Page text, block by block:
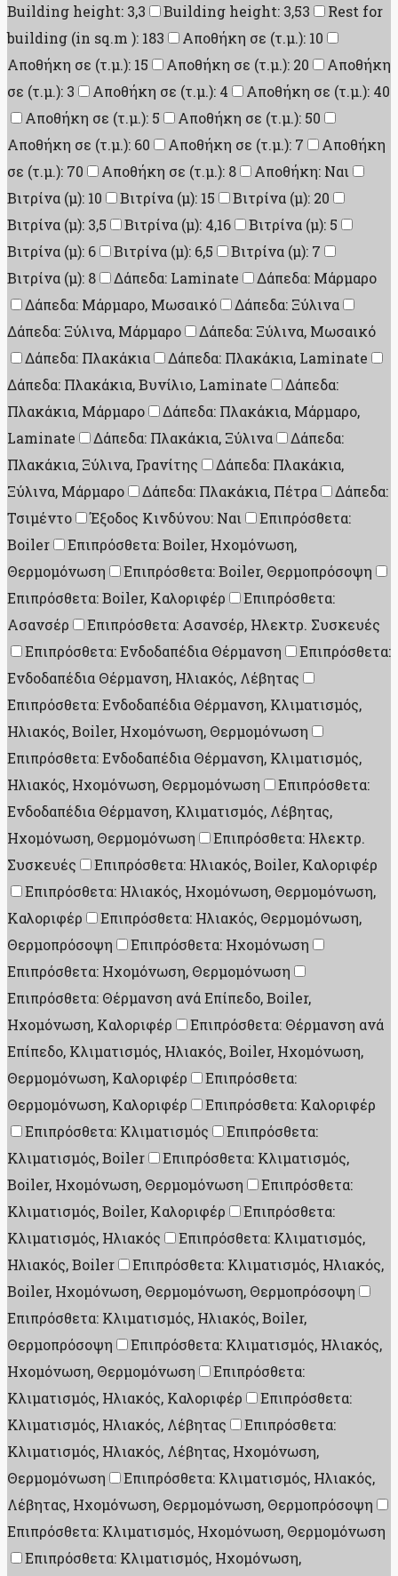
Building height: 3,3
Building height: 3,53
Rest for
building (in sq.m ): 183
Αποθήκη σε (τ.μ.): 10
Αποθήκη σε (τ.μ.): 15
Αποθήκη σε (τ.μ.): 20
Αποθήκη
σε (τ.μ.): 3
Αποθήκη σε (τ.μ.): 4
Αποθήκη σε (τ.μ.): 40
Αποθήκη σε (τ.μ.): 5
Αποθήκη σε (τ.μ.): 50
Αποθήκη σε (τ.μ.): 60
Αποθήκη σε (τ.μ.): 7
Αποθήκη
σε (τ.μ.): 70
Αποθήκη σε (τ.μ.): 8
Αποθήκη: Ναι
Βιτρίνα (μ): 10
Βιτρίνα (μ): 15
Βιτρίνα (μ): 20
Βιτρίνα (μ): 3,5
Βιτρίνα (μ): 4,16
Βιτρίνα (μ): 5
Βιτρίνα (μ): 6
Βιτρίνα (μ): 6,5
Βιτρίνα (μ): 7
Βιτρίνα (μ): 8
Δάπεδα: Laminate
Δάπεδα: Μάρμαρο
Δάπεδα: Μάρμαρο, Μωσαικό
Δάπεδα: Ξύλινα
Δάπεδα: Ξύλινα, Μάρμαρο
Δάπεδα: Ξύλινα, Μωσαικό
Δάπεδα: Πλακάκια
Δάπεδα: Πλακάκια, Laminate
Δάπεδα: Πλακάκια, Βυνίλιο, Laminate
Δάπεδα:
Πλακάκια, Μάρμαρο
Δάπεδα: Πλακάκια, Μάρμαρο,
Laminate
Δάπεδα: Πλακάκια, Ξύλινα
Δάπεδα:
Πλακάκια, Ξύλινα, Γρανίτης
Δάπεδα: Πλακάκια,
Ξύλινα, Μάρμαρο
Δάπεδα: Πλακάκια, Πέτρα
Δάπεδα:
Τσιμέντο
Έξοδος Κινδύνου: Ναι
Επιπρόσθετα:
Boiler
Επιπρόσθετα: Boiler, Ηχομόνωση,
Θερμομόνωση
Επιπρόσθετα: Boiler, Θερμοπρόσοψη
Επιπρόσθετα: Boiler, Καλοριφέρ
Επιπρόσθετα:
Ασανσέρ
Επιπρόσθετα: Ασανσέρ, Ηλεκτρ. Συσκευές
Επιπρόσθετα: Ενδοδαπέδια Θέρμανση
Επιπρόσθετα:
Ενδοδαπέδια Θέρμανση, Ηλιακός, Λέβητας
Επιπρόσθετα: Ενδοδαπέδια Θέρμανση, Κλιματισμός,
Ηλιακός, Boiler, Ηχομόνωση, Θερμομόνωση
Επιπρόσθετα: Ενδοδαπέδια Θέρμανση, Κλιματισμός,
Ηλιακός, Ηχομόνωση, Θερμομόνωση
Επιπρόσθετα:
Ενδοδαπέδια Θέρμανση, Κλιματισμός, Λέβητας,
Ηχομόνωση, Θερμομόνωση
Επιπρόσθετα: Ηλεκτρ.
Συσκευές
Επιπρόσθετα: Ηλιακός, Boiler, Καλοριφέρ
Επιπρόσθετα: Ηλιακός, Ηχομόνωση, Θερμομόνωση,
Καλοριφέρ
Επιπρόσθετα: Ηλιακός, Θερμομόνωση,
Θερμοπρόσοψη
Επιπρόσθετα: Ηχομόνωση
Επιπρόσθετα: Ηχομόνωση, Θερμομόνωση
Επιπρόσθετα: Θέρμανση ανά Επίπεδο, Boiler,
Ηχομόνωση, Καλοριφέρ
Επιπρόσθετα: Θέρμανση ανά
Επίπεδο, Κλιματισμός, Ηλιακός, Boiler, Ηχομόνωση,
Θερμομόνωση, Καλοριφέρ
Επιπρόσθετα:
Θερμομόνωση, Καλοριφέρ
Επιπρόσθετα: Καλοριφέρ
Επιπρόσθετα: Κλιματισμός
Επιπρόσθετα:
Κλιματισμός, Boiler
Επιπρόσθετα: Κλιματισμός,
Boiler, Ηχομόνωση, Θερμομόνωση
Επιπρόσθετα:
Κλιματισμός, Boiler, Καλοριφέρ
Επιπρόσθετα:
Κλιματισμός, Ηλιακός
Επιπρόσθετα: Κλιματισμός,
Ηλιακός, Boiler
Επιπρόσθετα: Κλιματισμός, Ηλιακός,
Boiler, Ηχομόνωση, Θερμομόνωση, Θερμοπρόσοψη
Επιπρόσθετα: Κλιματισμός, Ηλιακός, Boiler,
Θερμοπρόσοψη
Επιπρόσθετα: Κλιματισμός, Ηλιακός,
Ηχομόνωση, Θερμομόνωση
Επιπρόσθετα:
Κλιματισμός, Ηλιακός, Καλοριφέρ
Επιπρόσθετα:
Κλιματισμός, Ηλιακός, Λέβητας
Επιπρόσθετα:
Κλιματισμός, Ηλιακός, Λέβητας, Ηχομόνωση,
Θερμομόνωση
Επιπρόσθετα: Κλιματισμός, Ηλιακός,
Λέβητας, Ηχομόνωση, Θερμομόνωση, Θερμοπρόσοψη
Επιπρόσθετα: Κλιματισμός, Ηχομόνωση, Θερμομόνωση
Επιπρόσθετα: Κλιματισμός, Ηχομόνωση,